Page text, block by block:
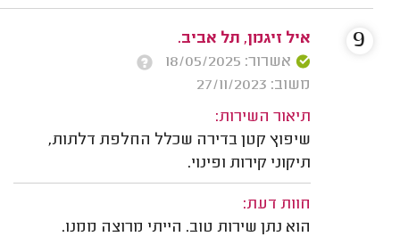
איל זיגמן, תל אביב.
אשרור: 18/05/2025
משוב: 27/11/2023
תיאור השירות:
שיפוץ קטן בדירה שכלל החלפת דלתות,
תיקוני קירות ופינוי.
חוות דעת:
הוא נתן שירות טוב. הייתי מרוצה ממנו.
9